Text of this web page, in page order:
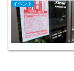
イベント